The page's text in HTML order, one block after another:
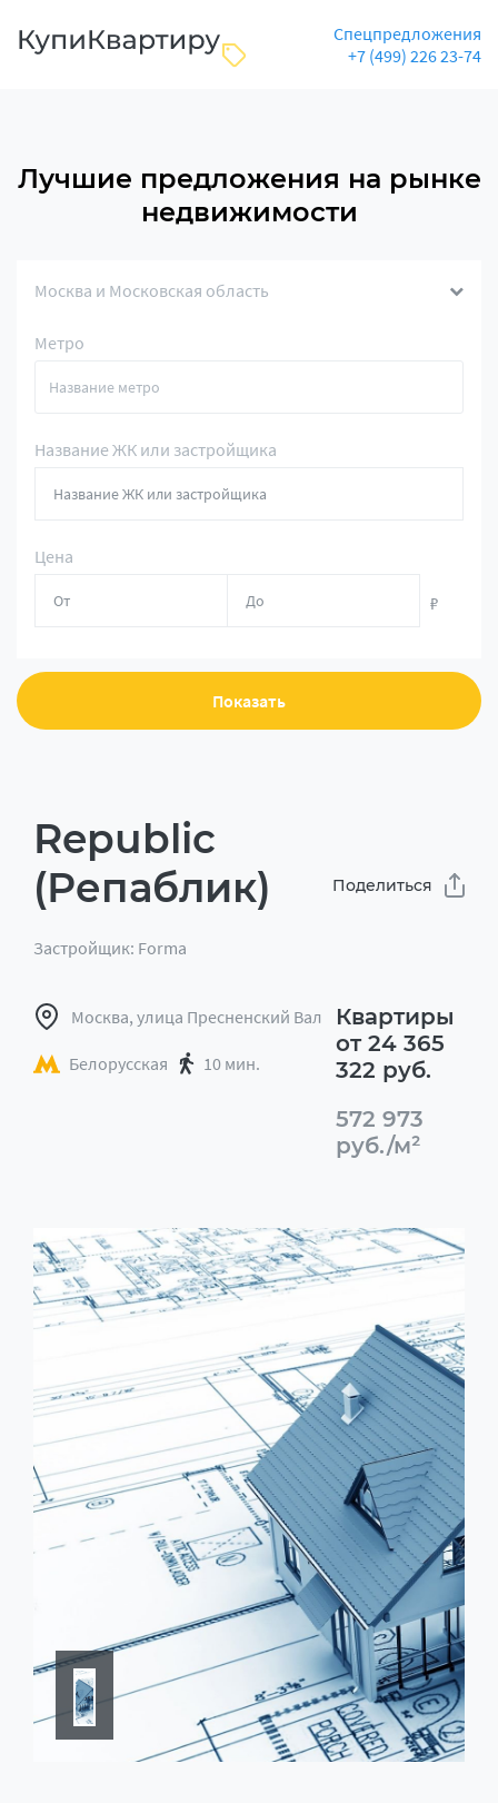
Спецпредложения
+7 (499) 226 23-74
Лучшие предложения на рынке
недвижимости
Москва и Московская область
Метро
Название ЖК или застройщика
Цена
₽
Показать
Republic
(Репаблик)
Застройщик: Forma
Поделиться
Москва, улица Пресненский Вал
Белорусская 10 мин.
Квартиры
от 24 365
322 руб.
572 973
руб./м²